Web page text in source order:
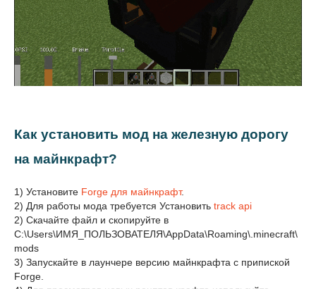
Как установить мод на железную дорогу
на майнкрафт?
1) Установите Forge для майнкрафт.
2) Для работы мода требуется Установить track api
2) Скачайте файл и скопируйте в
C:\Users\ИМЯ_ПОЛЬЗОВАТЕЛЯ\AppData\Roaming\.minecraft\
mods
3) Запускайте в лаунчере версию майнкрафта с припиской
Forge.